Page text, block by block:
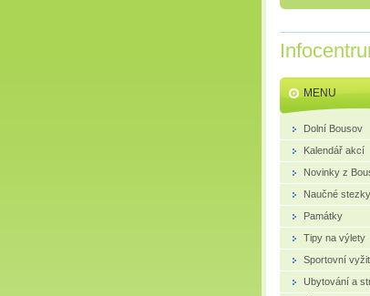
MENU
Dolní Bousov
Kalendář akcí
Novinky z
Naučné stezky
Památky
Tipy na výlety
Sportovní
Ubytování a